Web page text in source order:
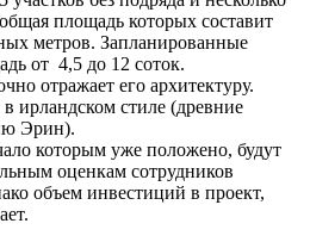
площадь которых составит
метров. Запланированные
от 4,5 до 12 соток.
отражает его архитектуру.
ирландском стиле (древние
Эрин).
которым уже положено, будут
оценкам сотрудников
объем инвестиций в проект,